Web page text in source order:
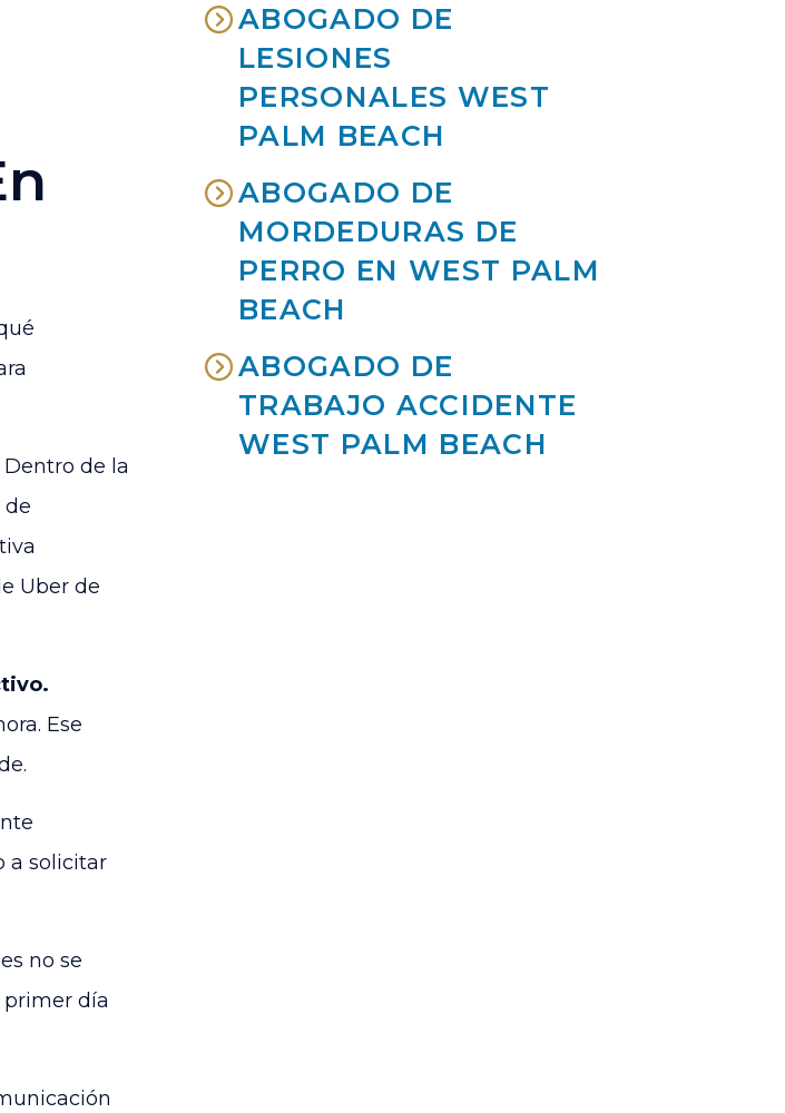
Dentro de la
de
Uber de
Ese
a solicitar
no se
día
ABOGADO DE
LESIONES
PERSONALES WEST
PALM BEACH
ABOGADO DE
MORDEDURAS DE
PERRO EN WEST PALM
BEACH
ABOGADO DE
TRABAJO ACCIDENTE
WEST PALM BEACH